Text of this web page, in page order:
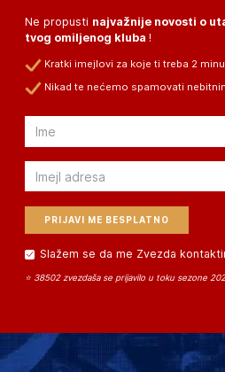
Ne propusti najvažnije novosti o
tvog omiljenog kluba !
Kratki imejlovi za koje ti treba 2
Nikad te nećemo spamovati
Email
Email
Slažem se da me Zvezda
⭐ 38502 zvezdaša se prijavilo u toku sezone